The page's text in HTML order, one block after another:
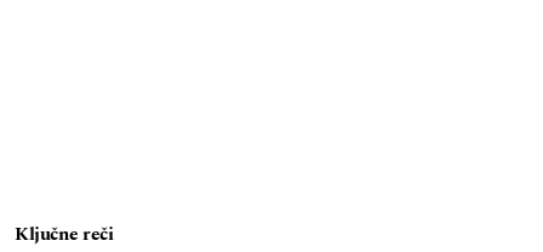
Ključne reči